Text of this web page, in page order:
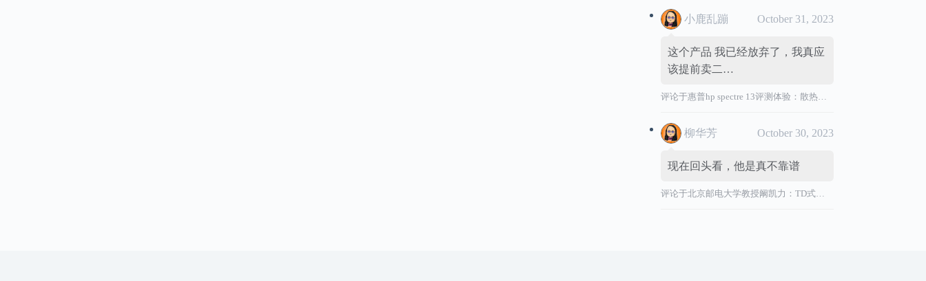
小鹿乱蹦 October 31, 2023
这个产品 我已经放弃了，我真应
该提前卖二…
评论于惠普hp spectre 13评测体验：散热效能差，风扇声音大，转轴烫
柳华芳 October 30, 2023
现在回头看，他是真不靠谱
评论于北京邮电大学教授阚凯力：TD式创新”祸国殃民